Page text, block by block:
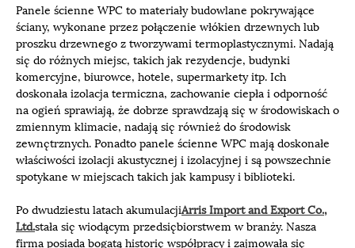
Panele ścienne WPC to materiały budowlane pokrywające
ściany, wykonane przez połączenie włókien drzewnych lub
proszku drzewnego z tworzywami termoplastycznymi. Nadają
się do różnych miejsc, takich jak rezydencje, budynki
komercyjne, biurowce, hotele, supermarkety itp. Ich
doskonała izolacja termiczna, zachowanie ciepła i odporność
na ogień sprawiają, że dobrze sprawdzają się w środowiskach o
zmiennym klimacie, nadają się również do środowisk
zewnętrznych. Ponadto panele ścienne WPC mają doskonałe
właściwości izolacji akustycznej i izolacyjnej i są powszechnie
spotykane w miejscach takich jak kampusy i biblioteki.
Po dwudziestu latach akumulacjiArris Import and Export Co.,
Ltd.stała się wiodącym przedsiębiorstwem w branży. Nasza
firma posiada bogatą historię współpracy i zajmowała się